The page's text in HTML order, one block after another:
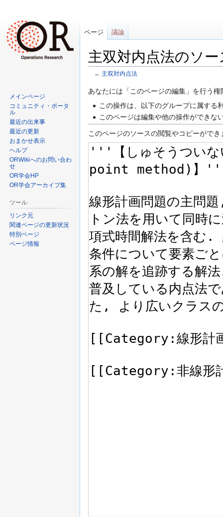
主双対内点法のソ
← 主双対内点法
ナ
ー
シ
ョ
に
移
検
移
動
あなたには「このページの編集」を行う
この操作は、以下のグループに属する
このページは編集や他の操作ができな
このページのソースの閲覧やコピーができ
ページ 議論
メインページ
コミュニティ・ポータ
ル
最近の出来事
最近の更新
おまかせ表示
ヘルプ
ORWikiへのお問い合わ
せ
OR学会HP
OR学会アーカイブ集
ツール
リンク元
関連ページの更新状況
特別ページ
ページ情報